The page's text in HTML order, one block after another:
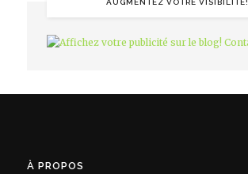
AUGMENTEZ VOTRE VISIBILITÉ!
À PROPOS